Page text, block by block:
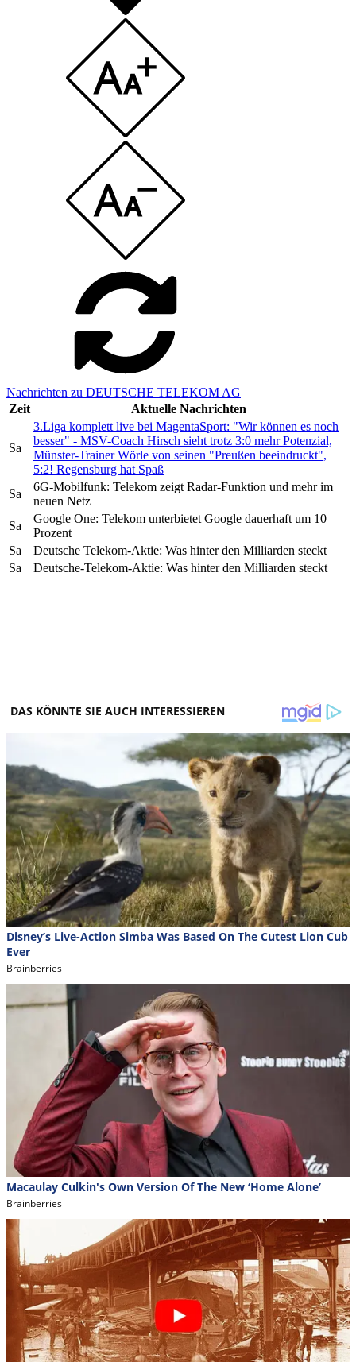
Nachrichten zu DEUTSCHE TELEKOM AG
Zeit
Aktuelle Nachrichten
Sa
3.Liga komplett live bei MagentaSport: "Wir können es noch
besser" - MSV-Coach Hirsch sieht trotz 3:0 mehr Potenzial,
Münster-Trainer Wörle von seinen "Preußen beeindruckt",
5:2! Regensburg hat Spaß
Sa
6G-Mobilfunk: Telekom zeigt Radar-Funktion und mehr im
neuen Netz
Sa
Google One: Telekom unterbietet Google dauerhaft um 10
Prozent
Sa
Deutsche Telekom-Aktie: Was hinter den Milliarden steckt
Sa
Deutsche-Telekom-Aktie: Was hinter den Milliarden steckt